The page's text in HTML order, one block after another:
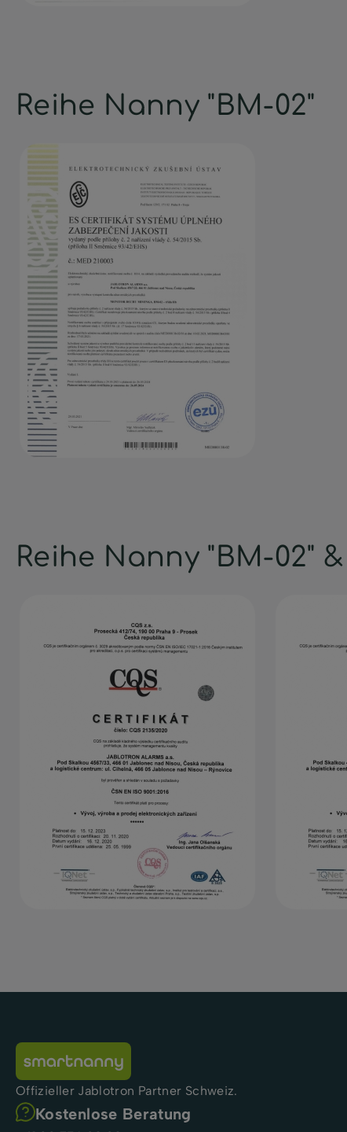
Reihe Nanny "BM-02"
Reihe Nanny "BM-02"
Offizieller Jablotron Partner Schweiz.
Kostenlose Beratung